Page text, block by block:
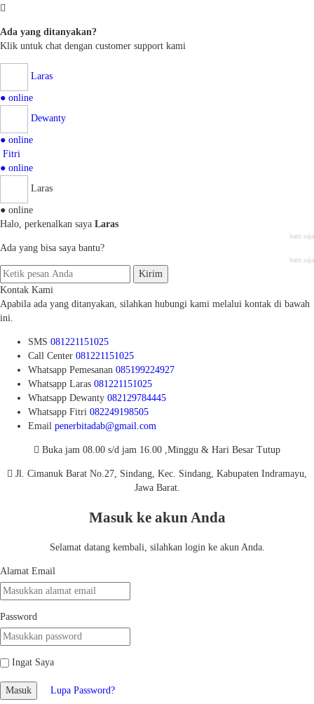
Ada yang ditanyakan?
Klik untuk chat dengan customer support kami
Laras
● online
Dewanty
● online
Fitri
● online
Laras
● online
Halo, perkenalkan saya Laras
baru saja
Ada yang bisa saya bantu?
baru saja
Kirim
Kontak Kami
Apabila ada yang ditanyakan, silahkan hubungi kami melalui kontak di bawah
ini.
SMS 081221151025
Call Center 081221151025
Whatsapp Pemesanan 085199224927
Whatsapp Laras 081221151025
Whatsapp Dewanty 082129784445
Whatsapp Fitri 082249198505
Email penerbitadab@gmail.com
Buka jam 08.00 s/d jam 16.00 ,Minggu & Hari Besar Tutup
Jl. Cimanuk Barat No.27, Sindang, Kec. Sindang, Kabupaten Indramayu,
Jawa Barat.
Masuk ke akun Anda
Selamat datang kembali, silahkan login ke akun Anda.
Alamat Email
Password
Ingat Saya
Masuk Lupa Password?